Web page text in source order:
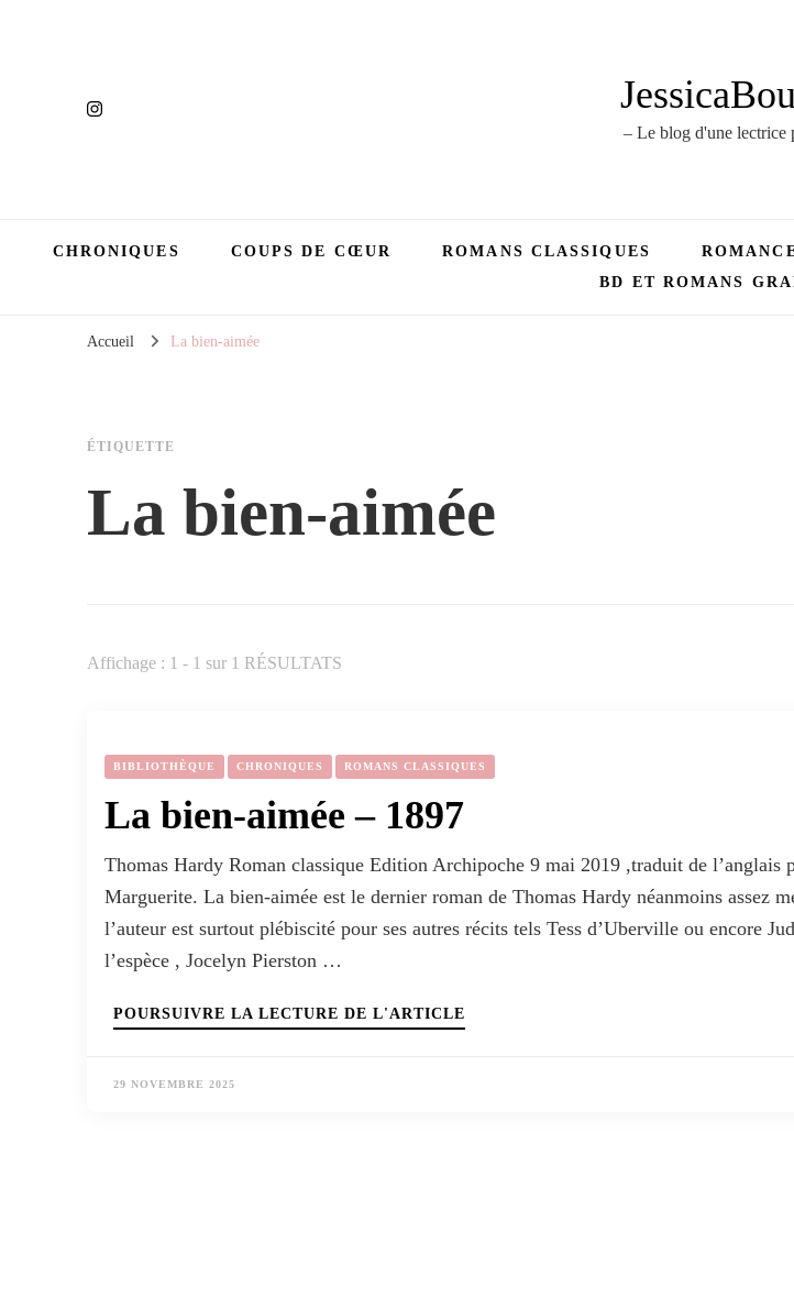
– Le blog d'une lectrice
CHRONIQUES COUPS DE CŒUR ROMANS CLASSIQUES
BD ET ROMANS
Accueil La bien-aimée
ÉTIQUETTE
La bien-aimée
Affichage : 1 - 1 sur 1 RÉSULTATS
BIBLIOTHÈQUE CHRONIQUES ROMANS CLASSIQUES
La bien-aimée – 1897
Thomas Hardy Roman classique Edition Archipoche 9 mai 2019 ,traduit de l’anglais
Marguerite. La bien-aimée est le dernier roman de Thomas Hardy néanmoins assez
l’auteur est surtout plébiscité pour ses autres récits tels Tess d’Uberville ou encore
l’espèce , Jocelyn Pierston …
POURSUIVRE LA LECTURE DE L'ARTICLE
29 NOVEMBRE 2025